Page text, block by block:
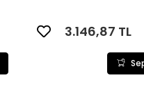
3.146,87 TL